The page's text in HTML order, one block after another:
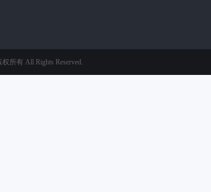
权所有 All Rights Reserved.